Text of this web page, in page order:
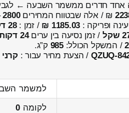
אחד חדרים ממשמר השבעה ←
₪ / אלה שבטווח המחירים2800
ופריקה : 1185.03 ₪ / זמן :28 דקות 32 שניות
/ זמן נסיעה בין ערים24 דקות
/ המשקל הכולל:985 ק”ג.
/ הצעת מחיר עבור :קרני
למשמר
לקומה 0